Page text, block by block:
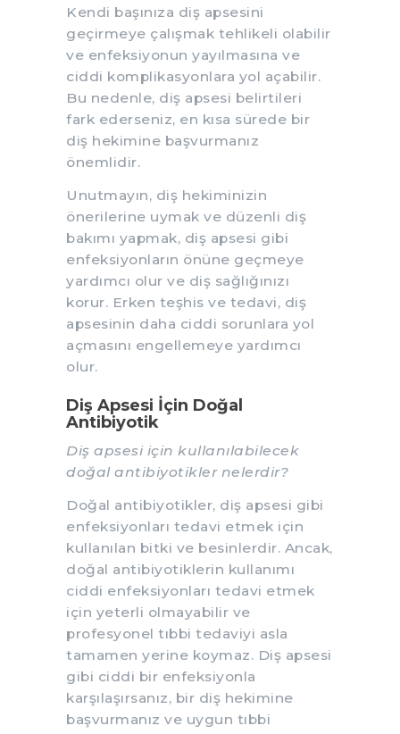
Kendi başınıza diş apsesini
geçirmeye çalışmak tehlikeli olabilir
ve enfeksiyonun yayılmasına ve
ciddi komplikasyonlara yol açabilir.
Bu nedenle, diş apsesi belirtileri
fark ederseniz, en kısa sürede bir
diş hekimine başvurmanız
önemlidir.
Unutmayın, diş hekiminizin
önerilerine uymak ve düzenli diş
bakımı yapmak, diş apsesi gibi
enfeksiyonların önüne geçmeye
yardımcı olur ve diş sağlığınızı
korur. Erken teşhis ve tedavi, diş
apsesinin daha ciddi sorunlara yol
açmasını engellemeye yardımcı
olur.
Diş Apsesi İçin Doğal
Antibiyotik
Diş apsesi için kullanılabilecek
doğal antibiyotikler nelerdir?
Doğal antibiyotikler, diş apsesi gibi
enfeksiyonları tedavi etmek için
kullanılan bitki ve besinlerdir. Ancak,
doğal antibiyotiklerin kullanımı
ciddi enfeksiyonları tedavi etmek
için yeterli olmayabilir ve
profesyonel tıbbi tedaviyi asla
tamamen yerine koymaz. Diş apsesi
gibi ciddi bir enfeksiyonla
karşılaşırsanız, bir diş hekimine
başvurmanız ve uygun tıbbi